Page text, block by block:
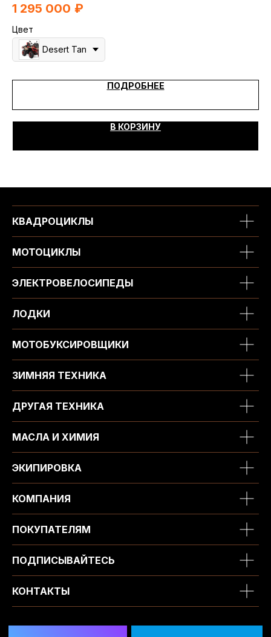
1 295 000 ₽
Цвет
Desert Tan
ПОДРОБНЕЕ
В КОРЗИНУ
КВАДРОЦИКЛЫ
МОТОЦИКЛЫ
ЭЛЕКТРОВЕЛОСИПЕДЫ
ЛОДКИ
МОТОБУКСИРОВЩИКИ
ЗИМНЯЯ ТЕХНИКА
ДРУГАЯ ТЕХНИКА
МАСЛА И ХИМИЯ
ЭКИПИРОВКА
КОМПАНИЯ
ПОКУПАТЕЛЯМ
ПОДПИСЫВАЙТЕСЬ
КОНТАКТЫ